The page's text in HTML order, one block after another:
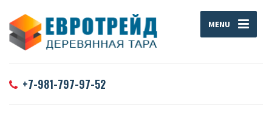
MENU
+7-981-797-97-52